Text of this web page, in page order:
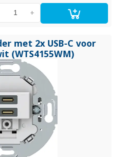
+
met 2x USB-C voor
(WTS4155WM)